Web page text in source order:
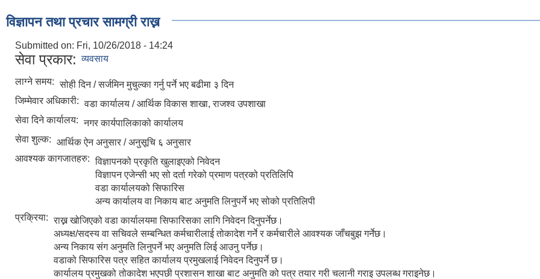
विज्ञापन तथा प्रचार सामग्री राख्न
Submitted on: Fri, 10/26/2018 - 14:24
सेवा प्रकार: व्यवसाय
लाग्ने समय: सोही दिन / सर्जमिन मुचुल्का गर्नु पर्ने भए बढीमा ३ दिन
जिम्मेवार अधिकारी: वडा कार्यालय / आर्थिक विकास शाखा, राजश्व उपशाखा
सेवा दिने कार्यालय: नगर कार्यपालिकाको कार्यालय
सेवा शुल्क: आर्थिक ऐन अनुसार / अनुसूचि ६ अनुसार
आवश्यक कागजातहरु: विज्ञापनको प्रकृति खुलाइएको निवेदन
विज्ञापन एजेन्सी भए सो दर्ता गरेको प्रमाण पत्रको प्रतिलिपि
वडा कार्यालयको सिफारिस
अन्य कार्यालय वा निकाय बाट अनुमति लिनुपर्ने भए सोको प्रतिलिपी
प्रक्रिया: राख्न खोजिएको वडा कार्यालयमा सिफारिसका लागि निवेदन दिनुपर्नेछ।
अध्यक्ष/सदस्य वा सचिवले सम्बन्धित कर्मचारीलाई तोकादेश गर्ने र कर्मचारीले आवश्यक जाँचबुझ गर्नेछ।
अन्य निकाय संग अनुमति लिनुपर्ने भए अनुमति लिई आउनु पर्नेछ।
वडाको सिफारिस पत्र सहित कार्यालय प्रमुखलाई निवेदन दिनुपर्ने छ।
कार्यालय प्रमुखको तोकादेश भएपछी प्रशासन शाखा बाट अनुमति को पत्र तयार गरी चलानी गराइ उपलब्ध गराइनेछ।